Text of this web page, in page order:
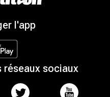
l'app
réseaux sociaux